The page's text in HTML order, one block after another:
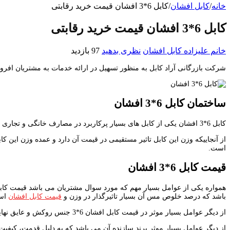
خانه/کابل افشان/کابل 6*3 افشان قیمت خرید رقابتی
کابل 6*3 افشان قیمت خرید رقابتی
خانم علیزاده کابل افشان نظری بدهید 97 بازدید
شرکت بازرگانی آراد کابل به منظور تسهیل در ارائه خدمات به مشتریان افروش کابل 6*3 افشان با قیمت خرید رقابتی نموده است به همین منظور شرکت آراد کابل همواره اولین
ساختمان کابل 6*3 افشان
کابل 6*3 افشان یکی از کابل های بسیار پرکاربرد در مصارف خانگی و تجاری می باشد که در جریان های سه فاز به کار گرفته می شود. ساختمان این کابل مرکب از هادی رسانای مسی، عایق PVC و روکش نهایی PVC می باشد.
است.
قیمت کابل 6*3 افشان
باشد که درصد خلوص مس آن بسیار تاثیرگذار در وزن و قیمت کابل افشان
از دیگر عوامل بسیار موثر در قیمت کابل افشان 6*3 جنس روکش و عایق نهایی کابل می باشد. جنس روکش و عایق نهایی کابل افشان 6*3 از جنس عایق پلی وینیل کلراید یا PVC می باشد که ضخامت آن 0.8 میلی متر است.
از دیگر عوامل بسیار موثر برند سازنده آن می باشد که به دلیل قدمت،